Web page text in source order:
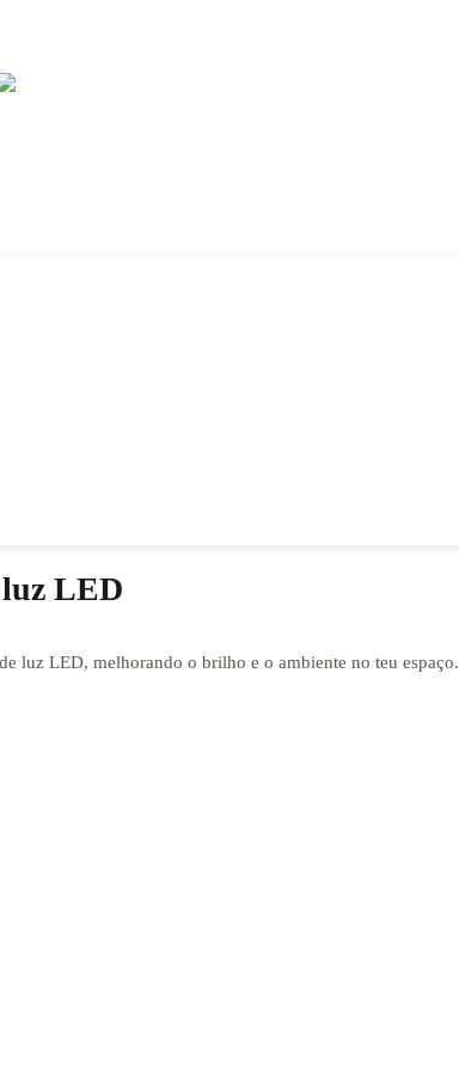
LED
luz LED, melhorando o brilho e o ambiente no teu espaço.